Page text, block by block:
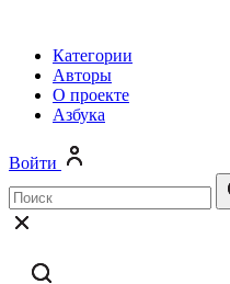
Категории
Авторы
О проекте
Азбука
Войти